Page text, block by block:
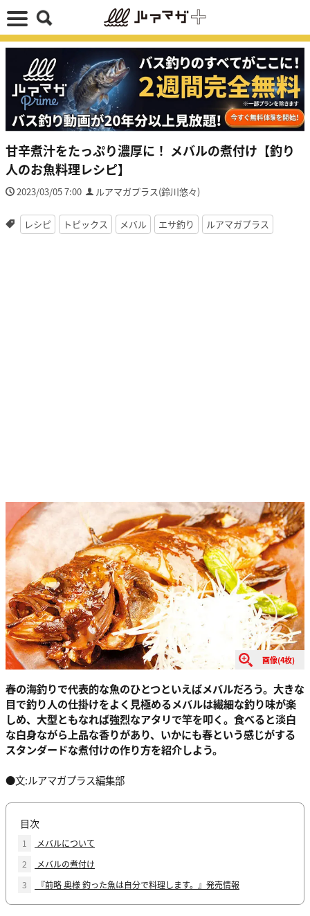
甘辛煮汁をたっぷり濃厚に！ メバルの煮付け【釣り
人のお魚料理レシピ】
2023/03/05 7:00 ルアマガプラス(鈴川悠々)
レシピ トピックス メバル エサ釣り ルアマガプラス
画像(4枚)
春の海釣りで代表的な魚のひとつといえばメバルだろう。大きな
目で釣り人の仕掛けをよく見極めるメバルは繊細な釣り味が楽
しめ、大型ともなれば強烈なアタリで竿を叩く。食べると淡白
な白身ながら上品な香りがあり、いかにも春という感じがする
スタンダードな煮付けの作り方を紹介しよう。
●文:ルアマガプラス編集部
目次
1
メバルについて
2
メバルの煮付け
3
『前略 奥様 釣った魚は自分で料理します。』発売情報